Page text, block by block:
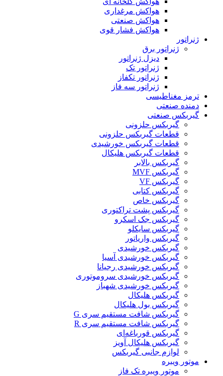
هواکش مرغداری
هواکش صنعتی
هواکش فشار قوی
ژنراتور
ژنراتور برق
دیزل ژنراتور
ژنراتور تک
ژنراتور تکفاز
ژنراتور سه فاز
ترمز مغناطیسی
دمنده صنعتی
گیربکس صنعتی
گیربکس حلزونی
قطعات گيربکس حلزونی
قطعات گيربکس خورشيدی
قطعات گیربکس هلیکال
گيربکس بالابر
گیربکس MVF
گیربکس VF
گیربکس کتابی
گیربکس خاص
گیربکس پشت تراکتوری
گیربکس جک اسکرو
گیربکس سایکلو
گیربکس واریاتور
گیربکس خورشیدی
گیربکس خورشیدی آسیا
گیربکس خورشیدی رجیانا
گیربکس خورشیدی سروموتوری
گیربکس خورشیدی شهباز
گیربکس هلیکال
گیربکس بول هلیکال
گیربکس شافت مستقیم سری G
گیربکس شافت مستقیم سری R
گیربکس قورباغه‌ای
گیربکس هلیکال آویز
لوازم جانبی گیربکس
موتور ویبره
موتور ویبره تک فاز